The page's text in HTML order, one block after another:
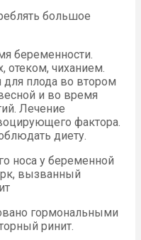
большое
беременности.
отеком, чиханием.
для плода во втором
и во время
Лечение
фактора.
диету.
носа у беременной
вызванный
гормональными
ринит.